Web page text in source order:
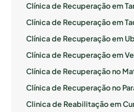
Clínica de Recuperação em
Clínica de Recuperação em
Clínica de Recuperação em
Clínica de Recuperação em
Clínica de Recuperação no
Clínica de Recuperação no
Clinica de Reabilitação em